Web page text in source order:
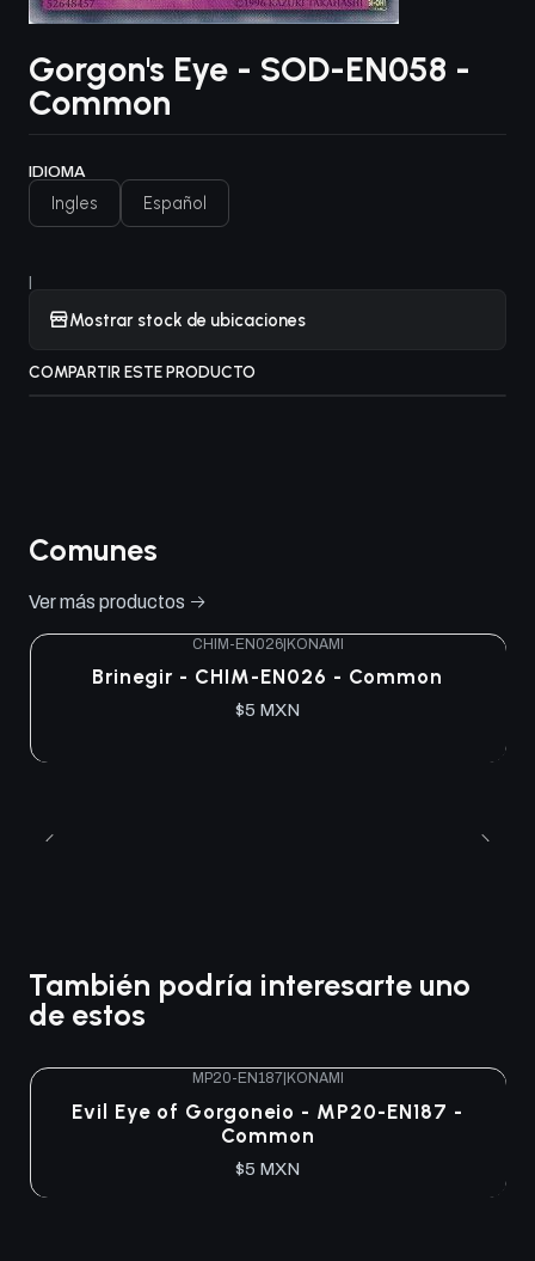
Gorgon's Eye - SOD-EN058 -
Common
IDIOMA
Ingles Español
|
Mostrar stock de ubicaciones
COMPARTIR ESTE PRODUCTO
Comunes
Ver más productos
CHIM-EN026| KONAMI
Brinegir - CHIM-EN026 - Common
$5 MXN
También podría interesarte uno
de estos
MP20-EN187| KONAMI
Evil Eye of Gorgoneio - MP20-EN187 -
Common
$5 MXN